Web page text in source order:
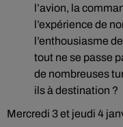
l’avion, la
l’expérience de
l’enthousiasme
tout ne se passe
de nombreuses
ils à destination ?
Mercredi 3 et jeudi 4